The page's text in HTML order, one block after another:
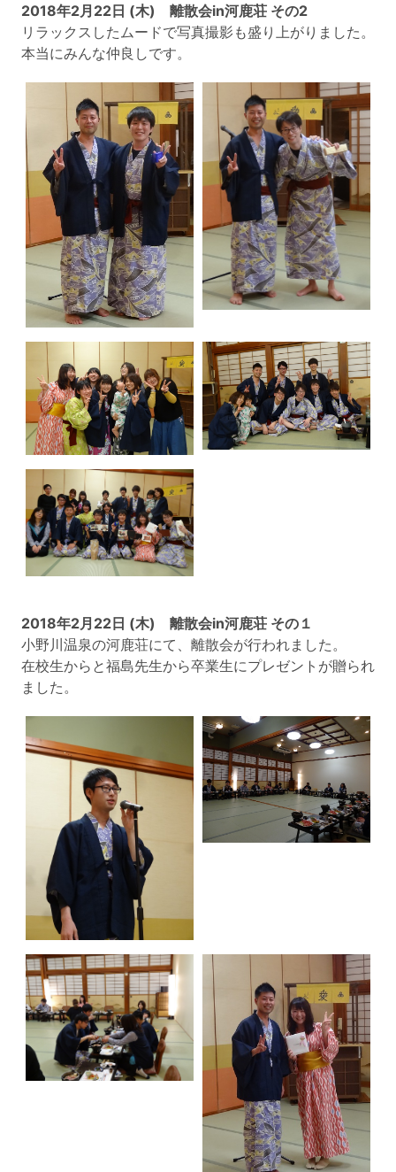
2018年2月22日 (木) 離散会in河鹿荘 その2
リラックスしたムードで写真撮影も盛り上がりました。
本当にみんな仲良しです。
2018年2月22日 (木) 離散会in河鹿荘 その１
小野川温泉の河鹿荘にて、離散会が行われました。
在校生からと福島先生から卒業生にプレゼントが贈られ
ました。